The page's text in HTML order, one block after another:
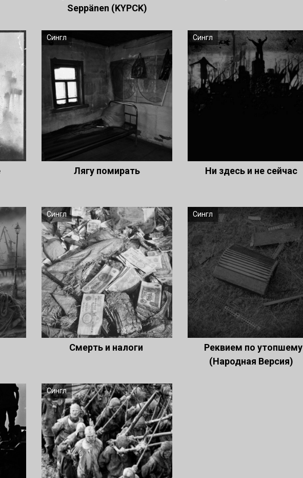
Seppänen (KYPCK)
Сингл
Лягу помирать
Сингл
Ни здесь и не сейчас
Сингл
Смерть и налоги
Сингл
Реквием по утопшему
(Народная Версия)
Сингл